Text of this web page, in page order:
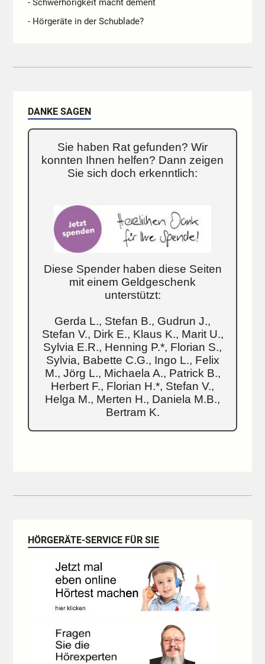
- Schwerhörigkeit macht dement
- Hörgeräte in der Schublade?
DANKE SAGEN
Sie haben Rat gefunden? Wir
konnten Ihnen helfen? Dann zeigen
Sie sich doch erkenntlich:
Diese Spender haben diese Seiten
mit einem Geldgeschenk
unterstützt:
Gerda L., Stefan B., Gudrun J.,
Stefan V., Dirk E., Klaus K., Marit U.,
Sylvia E.R., Henning P.*, Florian S.,
Sylvia, Babette C.G., Ingo L., Felix
M., Jörg L., Michaela A., Patrick B.,
Herbert F., Florian H.*, Stefan V.,
Helga M., Merten H., Daniela M.B.,
Bertram K.
HÖRGERÄTE-SERVICE FÜR SIE